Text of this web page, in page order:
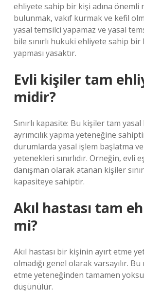
ehliyete sahip bir kişi adına önemli
bulunmak, vakıf kurmak ve kefil
yasal temsilci yapamaz ve yasal
bile sınırlı hukuki ehliyete sahip
yapması yasaktır.
Evli kişiler tam
midir?
Sınırlı kapasite: Bu kişiler tam
ayrımcılık yapma yeteneğine
durumlarda yasal işlem başlatma
yetenekleri sınırlıdır. Örneğin, evli
danışman olarak atanan kişiler
kapasiteye sahiptir.
Akıl hastası tam
mi?
Akıl hastası bir kişinin ayırt etme
olmadığı genel olarak varsayılır.
etme yeteneğinden tamamen
düşünülür.